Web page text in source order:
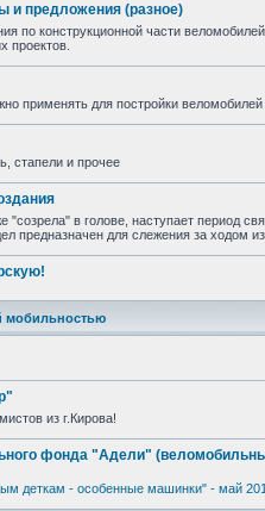
и предложения (разное)
по конструкционной части
проектов.
применять для постройки
стапели и прочее
"созрела" в голове, наступает период
предназначен для слежения за ходом
мобильностью
из г.Кирова!
фонда "Адели"
деткам - особенные машинки" - май